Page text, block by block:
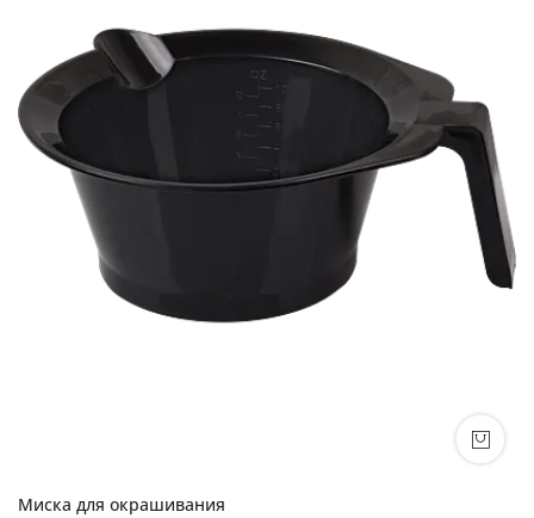
Миска для окрашивания